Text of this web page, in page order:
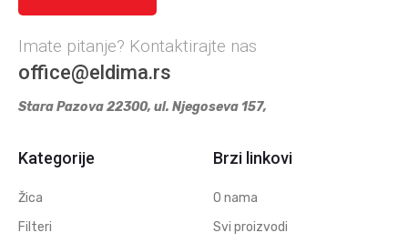
Imate pitanje? Kontaktirajte nas
office@eldima.rs
Stara Pazova 22300, ul. Njegoseva 157,
Kategorije
Žica
Filteri
Brzi linkovi
O nama
Svi proizvodi